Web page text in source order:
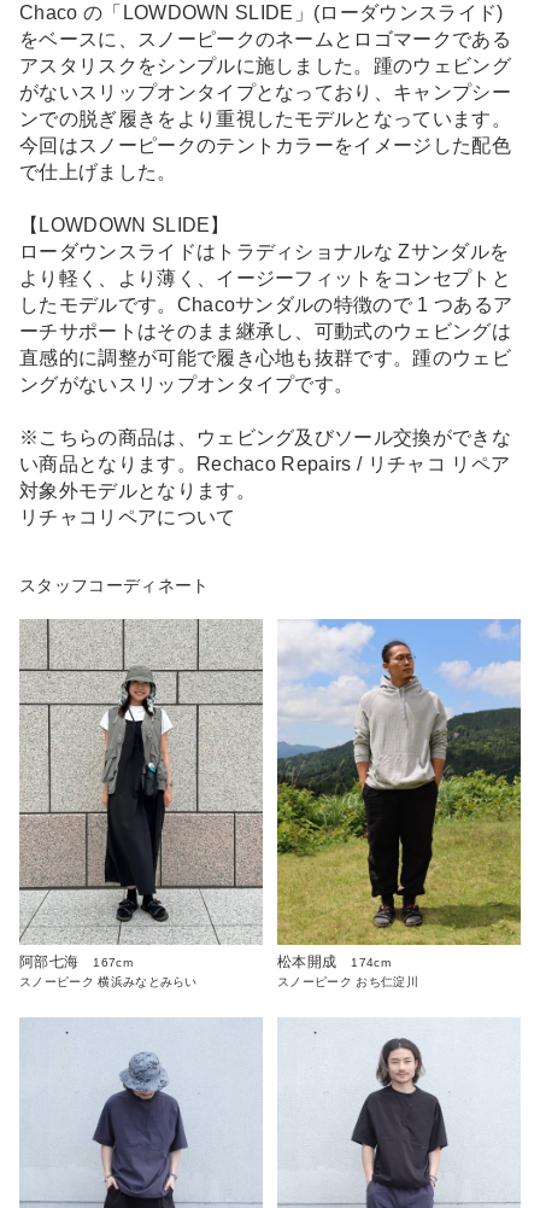
Chaco の「LOWDOWN SLIDE」(ローダウンスライド)
をベースに、スノーピークのネームとロゴマークである
アスタリスクをシンプルに施しました。踵のウェビング
がないスリップオンタイプとなっており、キャンプシー
ンでの脱ぎ履きをより重視したモデルとなっています。
今回はスノーピークのテントカラーをイメージした配色
で仕上げました。
【LOWDOWN SLIDE】
ローダウンスライドはトラディショナルな Zサンダルを
より軽く、より薄く、イージーフィットをコンセプトと
したモデルです。Chacoサンダルの特徴ので 1 つあるア
ーチサポートはそのまま継承し、可動式のウェビングは
直感的に調整が可能で履き心地も抜群です。踵のウェビ
ングがないスリップオンタイプです。
※こちらの商品は、ウェビング及びソール交換ができな
い商品となります。Rechaco Repairs / リチャコ リペア
対象外モデルとなります。
リチャコリペアについて
スタッフコーディネート
阿部七海
167cm
スノーピーク 横浜みなとみらい
松本開成
174cm
スノーピーク おち仁淀川